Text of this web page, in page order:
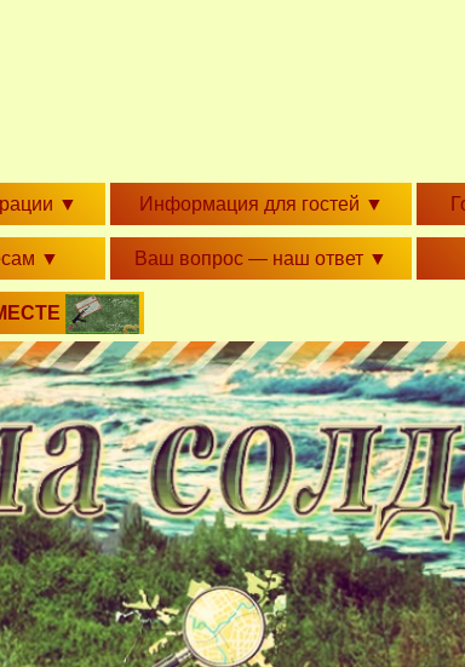
▼ Информация для гостей ▼
▼ Ваш вопрос — наш ответ ▼